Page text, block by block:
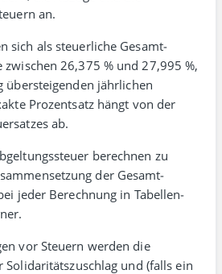
an.
sich als steuer­liche Gesamt­
zwischen 26,375 % und 27,995 %,
über­stei­genden jähr­lichen
Prozent­satz hängt von der
ab.
berechnen zu
der Gesamt­
jeder Berechnung in Tabellen­
vor Steuern werden die
Soli­daritäts­zuschlag und (falls ein